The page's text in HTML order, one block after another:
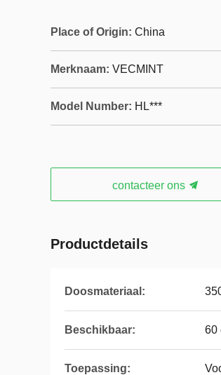
Place of Origin: China
Merknaam: VECMINT
Model Number: HL***
contacteer ons
Productdetails
Doosmateriaal:
Beschikbaar: 60
Toepassing: